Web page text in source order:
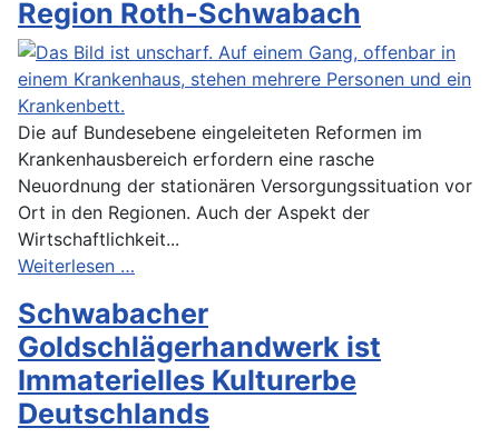
Region Roth-Schwabach
Die auf Bundesebene eingeleiteten Reformen im
Krankenhausbereich erfordern eine rasche
Neuordnung der stationären Versorgungssituation vor
Ort in den Regionen. Auch der Aspekt der
Wirtschaftlichkeit...
Weiterlesen …
Schwabacher
Goldschlägerhandwerk ist
Immaterielles Kulturerbe
Deutschlands